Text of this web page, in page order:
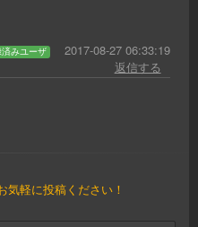
みユーザ
2017-08-27 06:33:19
返信する
気軽に投稿ください！